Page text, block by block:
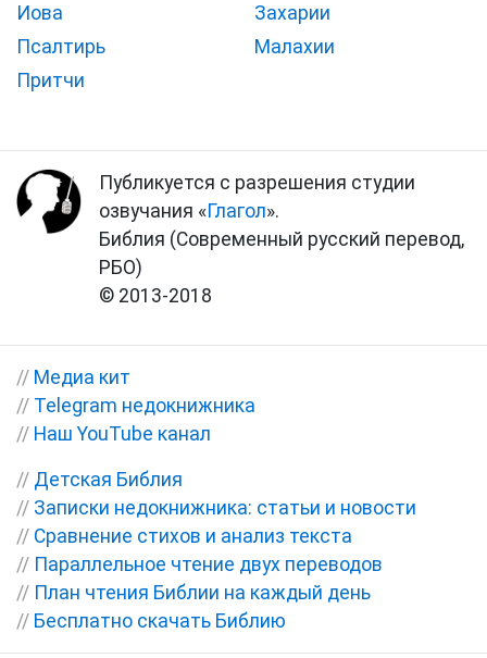
Иова
Псалтирь
Притчи
Захарии
Малахии
Публикуется с разрешения студии
озвучания «Глагол».
Библия (Современный русский перевод,
РБО)
© 2013-2018
// Медиа кит
// Telegram недокнижника
// Наш YouTube канал
// Детская Библия
// Записки недокнижника: статьи и новости
// Сравнение стихов и анализ текста
// Параллельное чтение двух переводов
// План чтения Библии на каждый день
// Бесплатно скачать Библию